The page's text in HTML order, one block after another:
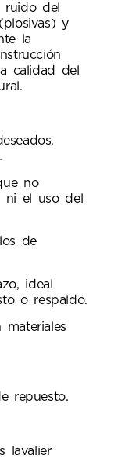
ruido del
y
la
calidad del
no
ni el uso del
de
ideal
o respaldo.
materiales
repuesto.
lavalier